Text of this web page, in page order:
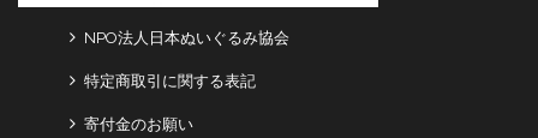
NPO法人日本ぬいぐるみ協会
特定商取引に関する表記
寄付金のお願い